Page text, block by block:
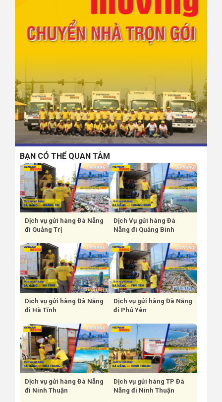
BẠN CÓ THỂ QUAN TÂM
Dịch vụ gửi hàng Đà Nẵng
đi Quảng Trị
Dịch Vụ gửi hàng Đà
Nẵng đi Quảng Bình
Dịch vụ gửi hàng Đà Nẵng
đi Hà Tĩnh
Dịch vụ gửi hàng Đà Nẵng
đi Phú Yên
Dịch vụ gửi hàng Đà Nẵng
đi Ninh Thuận
Dịch vụ gửi hàng TP Đà
Nẵng đi Ninh Thuận